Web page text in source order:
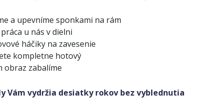
a upevníme sponkami na rám
u nás v dielni
háčiky na zavesenie
kompletne hotový
obraz zabalíme
Vám vydržia desiatky rokov bez vyblednutia